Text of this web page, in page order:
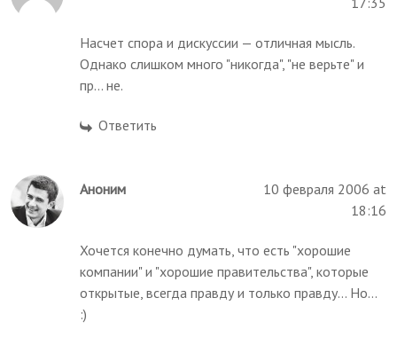
Насчет спора и дискуссии — отличная мысль.
Однако слишком много "никогда", "не верьте" и
пр... не.
Ответить
Аноним
10 февраля 2006 at
18:16
Хочется конечно думать, что есть "хорошие
компании" и "хорошие правительства", которые
открытые, всегда правду и только правду... Но...
:)